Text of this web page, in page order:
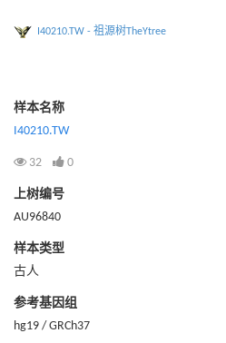
I40210.TW - 祖源树TheYtree
样本名称
I40210.TW
32 0
上树编号
AU96840
样本类型
古人
参考基因组
hg19 / GRCh37